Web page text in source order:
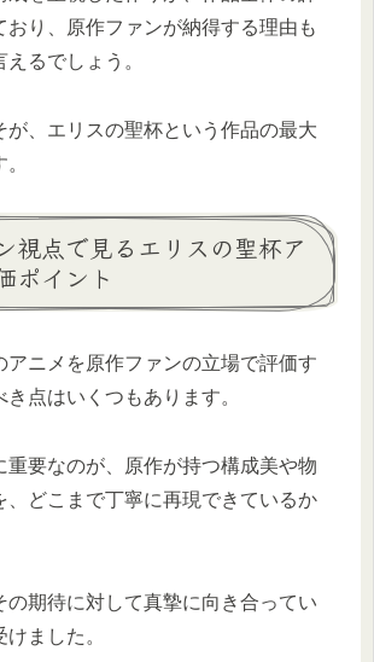
おり、原作ファンが納得する理由も
るでしょう。
が、エリスの聖杯という作品の最大
視点で見るエリスの聖杯ア
ポイント
アニメを原作ファンの立場で評価す
き点はいくつもあります。
重要なのが、原作が持つ構成美や物
、どこまで丁寧に再現できているか
の期待に対して真摯に向き合ってい
ました。